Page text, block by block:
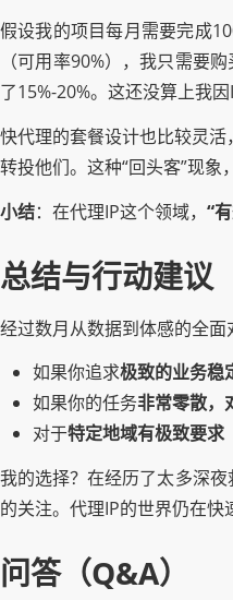
假设我的项目每月需要完成
（可用率90%），我只需要
了15%-20%。这还没算上我
快代理的套餐设计也比较灵
转投他们。这种“回头客”现象
小结：在代理IP这个领域， “
总结与行动建议
经过数月从数据到体感的全
如果你追求极致的业务稳
如果你的任务非常零散，
对于特定地域有极致要求
我的选择？在经历了太多深
的关注。代理IP的世界仍在
问答（Q&A）